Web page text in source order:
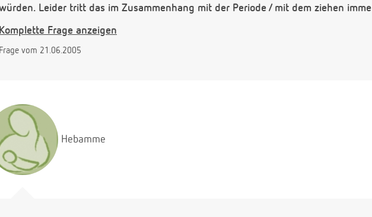
Leider tritt das im Zusammenhang mit der Periode / mit dem ziehen
Heute habe ich den ganzen Tag eine leicht schmerzendes Ziehen an der Narbe
Komplette Frage anzeigen
Frage vom 21.06.2005
Hebamme